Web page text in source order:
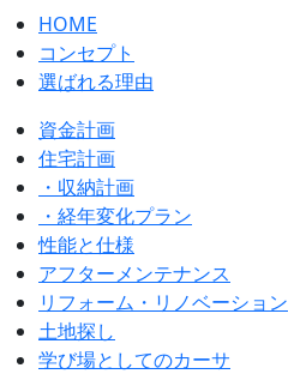
HOME
コンセプト
選ばれる理由
資金計画
住宅計画
・収納計画
・経年変化プラン
性能と仕様
アフターメンテナンス
リフォーム・リノベーション
土地探し
学び場としてのカーサ